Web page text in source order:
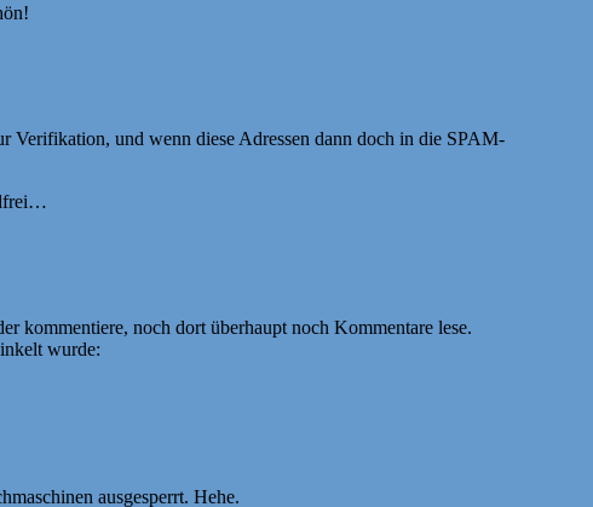
Verifikation, und wenn diese Adressen dann doch in die SPAM-
kommentiere, noch dort überhaupt noch Kommentare lese.
wurde:
ausgesperrt. Hehe.